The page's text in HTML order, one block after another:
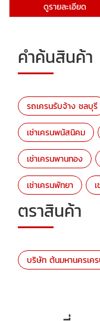
ดูรายละเอียด
คำค้นสินค้า
รถเครนรับจ้าง ชลบุรี
เช่าเครนพนัสนิคม
เช่าเครนพานทอง
เช่าเครนพัทยา
ตราสินค้า
บริษัท ต้นมหานครเค